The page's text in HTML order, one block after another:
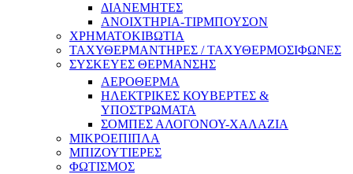
ΔΙΑΝΕΜΗΤΕΣ
ΑΝΟΙΧΤΗΡΙΑ-ΤΙΡΜΠΟΥΣΟΝ
ΧΡΗΜΑΤΟΚΙΒΩΤΙΑ
ΤΑΧΥΘΕΡΜΑΝΤΗΡΕΣ / ΤΑΧΥΘΕΡΜΟΣΙΦΩΝΕΣ
ΣΥΣΚΕΥΕΣ ΘΕΡΜΑΝΣΗΣ
ΑΕΡΟΘΕΡΜΑ
ΗΛΕΚΤΡΙΚΕΣ ΚΟΥΒΕΡΤΕΣ &
ΥΠΟΣΤΡΩΜΑΤΑ
ΣΟΜΠΕΣ ΑΛΟΓΟΝΟΥ-ΧΑΛΑΖΙΑ
ΜΙΚΡΟΕΠΙΠΛΑ
ΜΠΙΖΟΥΤΙΕΡΕΣ
ΦΩΤΙΣΜΟΣ